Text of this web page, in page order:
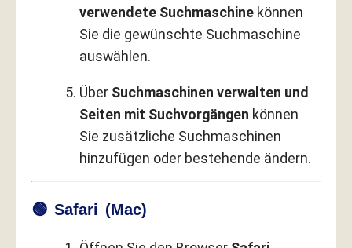
verwendete Suchmaschine können
Sie die gewünschte Suchmaschine
auswählen.
Über Suchmaschinen verwalten und
Seiten mit Suchvorgängen können
Sie zusätzliche Suchmaschinen
hinzufügen oder bestehende ändern.
🟢 Safari (Mac)